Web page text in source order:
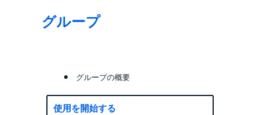
使用を開始する
グループ
グループの概要